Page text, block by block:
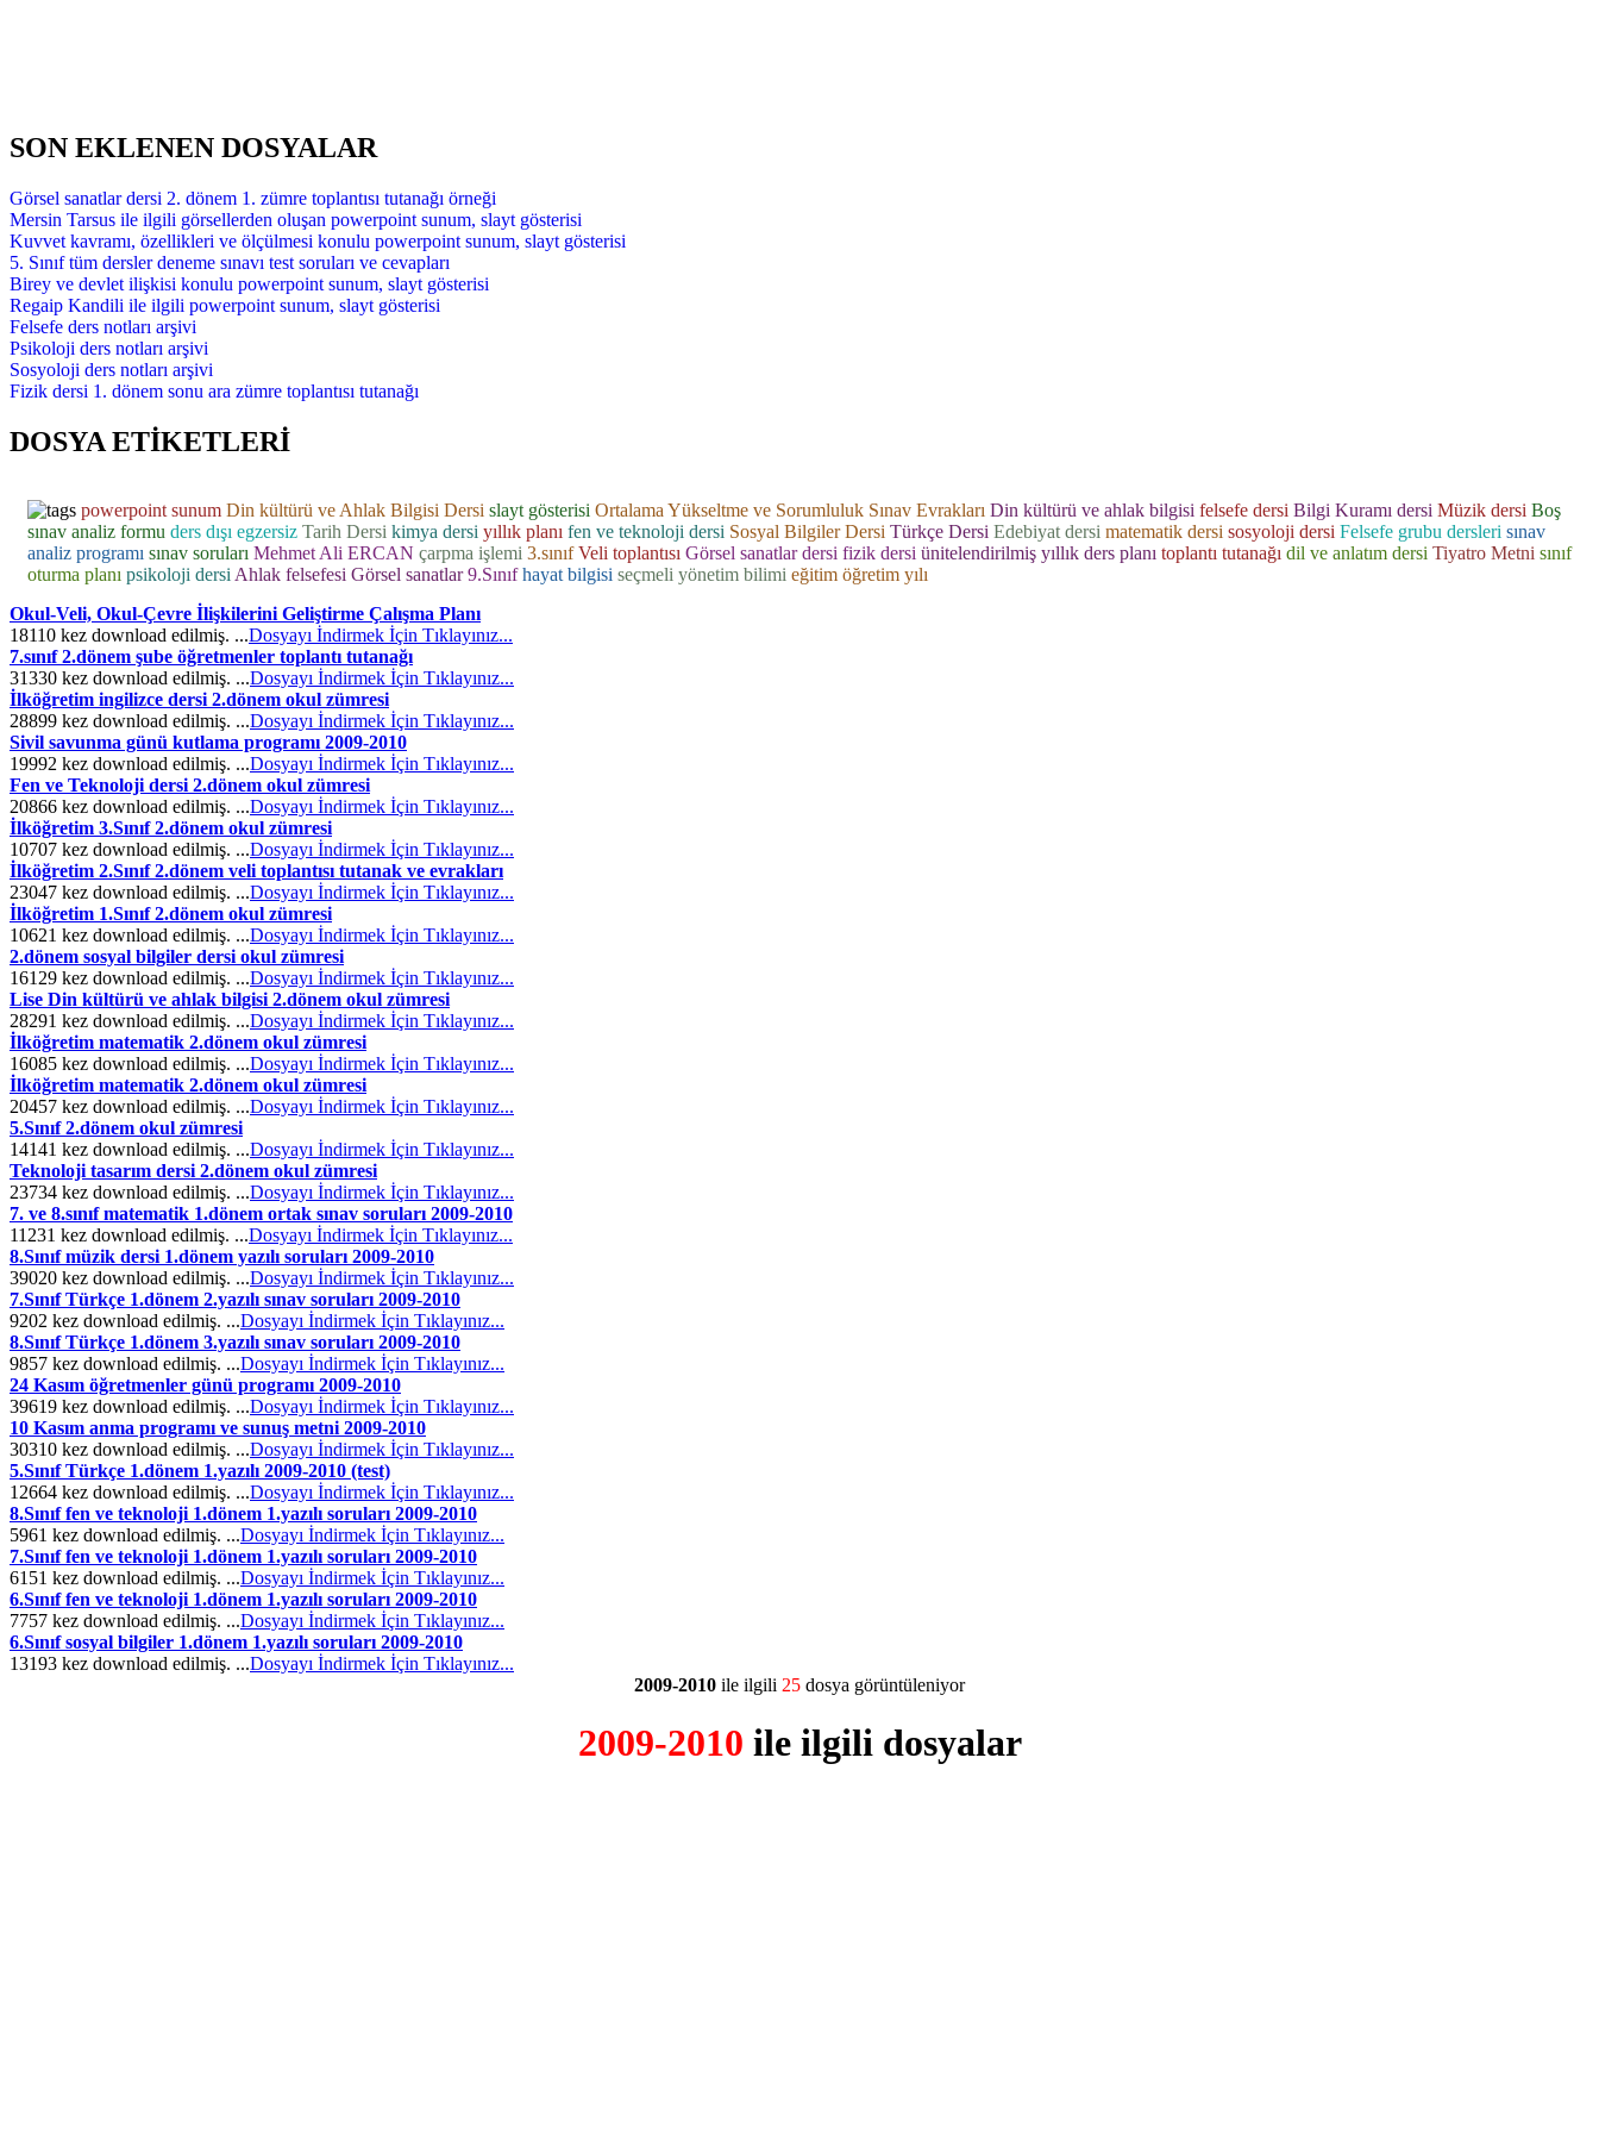
SON EKLENEN DOSYALAR
Görsel sanatlar dersi 2. dönem 1. zümre toplantısı tutanağı örneği
Mersin Tarsus ile ilgili görsellerden oluşan powerpoint sunum, slayt gösterisi
Kuvvet kavramı, özellikleri ve ölçülmesi konulu powerpoint sunum, slayt gösterisi
5. Sınıf tüm dersler deneme sınavı test soruları ve cevapları
Birey ve devlet ilişkisi konulu powerpoint sunum, slayt gösterisi
Regaip Kandili ile ilgili powerpoint sunum, slayt gösterisi
Felsefe ders notları arşivi
Psikoloji ders notları arşivi
Sosyoloji ders notları arşivi
Fizik dersi 1. dönem sonu ara zümre toplantısı tutanağı
DOSYA ETİKETLERİ
powerpoint sunum Din kültürü ve Ahlak Bilgisi Dersi slayt gösterisi Ortalama Yükseltme ve Sorumluluk Sınav Evrakları Din kültürü ve ahlak bilgisi felsefe dersi Bilgi Kuramı dersi Müzik dersi Boş
sınav analiz formu ders dışı egzersiz Tarih Dersi kimya dersi yıllık planı fen ve teknoloji dersi Sosyal Bilgiler Dersi Türkçe Dersi Edebiyat dersi matematik dersi sosyoloji dersi Felsefe grubu dersleri sınav
analiz programı sınav soruları Mehmet Ali ERCAN çarpma işlemi 3.sınıf Veli toplantısı Görsel sanatlar dersi fizik dersi ünitelendirilmiş yıllık ders planı toplantı tutanağı dil ve anlatım dersi Tiyatro Metni sınıf
oturma planı psikoloji dersi Ahlak felsefesi Görsel sanatlar 9.Sınıf hayat bilgisi seçmeli yönetim bilimi eğitim öğretim yılı
Okul-Veli, Okul-Çevre İlişkilerini Geliştirme Çalışma Planı
18110 kez download edilmiş. ...Dosyayı İndirmek İçin Tıklayınız...
7.sınıf 2.dönem şube öğretmenler toplantı tutanağı
31330 kez download edilmiş. ...Dosyayı İndirmek İçin Tıklayınız...
İlköğretim ingilizce dersi 2.dönem okul zümresi
28899 kez download edilmiş. ...Dosyayı İndirmek İçin Tıklayınız...
Sivil savunma günü kutlama programı 2009-2010
19992 kez download edilmiş. ...Dosyayı İndirmek İçin Tıklayınız...
Fen ve Teknoloji dersi 2.dönem okul zümresi
20866 kez download edilmiş. ...Dosyayı İndirmek İçin Tıklayınız...
İlköğretim 3.Sınıf 2.dönem okul zümresi
10707 kez download edilmiş. ...Dosyayı İndirmek İçin Tıklayınız...
İlköğretim 2.Sınıf 2.dönem veli toplantısı tutanak ve evrakları
23047 kez download edilmiş. ...Dosyayı İndirmek İçin Tıklayınız...
İlköğretim 1.Sınıf 2.dönem okul zümresi
10621 kez download edilmiş. ...Dosyayı İndirmek İçin Tıklayınız...
2.dönem sosyal bilgiler dersi okul zümresi
16129 kez download edilmiş. ...Dosyayı İndirmek İçin Tıklayınız...
Lise Din kültürü ve ahlak bilgisi 2.dönem okul zümresi
28291 kez download edilmiş. ...Dosyayı İndirmek İçin Tıklayınız...
İlköğretim matematik 2.dönem okul zümresi
16085 kez download edilmiş. ...Dosyayı İndirmek İçin Tıklayınız...
İlköğretim matematik 2.dönem okul zümresi
20457 kez download edilmiş. ...Dosyayı İndirmek İçin Tıklayınız...
5.Sınıf 2.dönem okul zümresi
14141 kez download edilmiş. ...Dosyayı İndirmek İçin Tıklayınız...
Teknoloji tasarım dersi 2.dönem okul zümresi
23734 kez download edilmiş. ...Dosyayı İndirmek İçin Tıklayınız...
7. ve 8.sınıf matematik 1.dönem ortak sınav soruları 2009-2010
11231 kez download edilmiş. ...Dosyayı İndirmek İçin Tıklayınız...
8.Sınıf müzik dersi 1.dönem yazılı soruları 2009-2010
39020 kez download edilmiş. ...Dosyayı İndirmek İçin Tıklayınız...
7.Sınıf Türkçe 1.dönem 2.yazılı sınav soruları 2009-2010
9202 kez download edilmiş. ...Dosyayı İndirmek İçin Tıklayınız...
8.Sınıf Türkçe 1.dönem 3.yazılı sınav soruları 2009-2010
9857 kez download edilmiş. ...Dosyayı İndirmek İçin Tıklayınız...
24 Kasım öğretmenler günü programı 2009-2010
39619 kez download edilmiş. ...Dosyayı İndirmek İçin Tıklayınız...
10 Kasım anma programı ve sunuş metni 2009-2010
30310 kez download edilmiş. ...Dosyayı İndirmek İçin Tıklayınız...
5.Sınıf Türkçe 1.dönem 1.yazılı 2009-2010 (test)
12664 kez download edilmiş. ...Dosyayı İndirmek İçin Tıklayınız...
8.Sınıf fen ve teknoloji 1.dönem 1.yazılı soruları 2009-2010
5961 kez download edilmiş. ...Dosyayı İndirmek İçin Tıklayınız...
7.Sınıf fen ve teknoloji 1.dönem 1.yazılı soruları 2009-2010
6151 kez download edilmiş. ...Dosyayı İndirmek İçin Tıklayınız...
6.Sınıf fen ve teknoloji 1.dönem 1.yazılı soruları 2009-2010
7757 kez download edilmiş. ...Dosyayı İndirmek İçin Tıklayınız...
6.Sınıf sosyal bilgiler 1.dönem 1.yazılı soruları 2009-2010
13193 kez download edilmiş. ...Dosyayı İndirmek İçin Tıklayınız...
2009-2010 ile ilgili 25 dosya görüntüleniyor
2009-2010 ile ilgili dosyalar